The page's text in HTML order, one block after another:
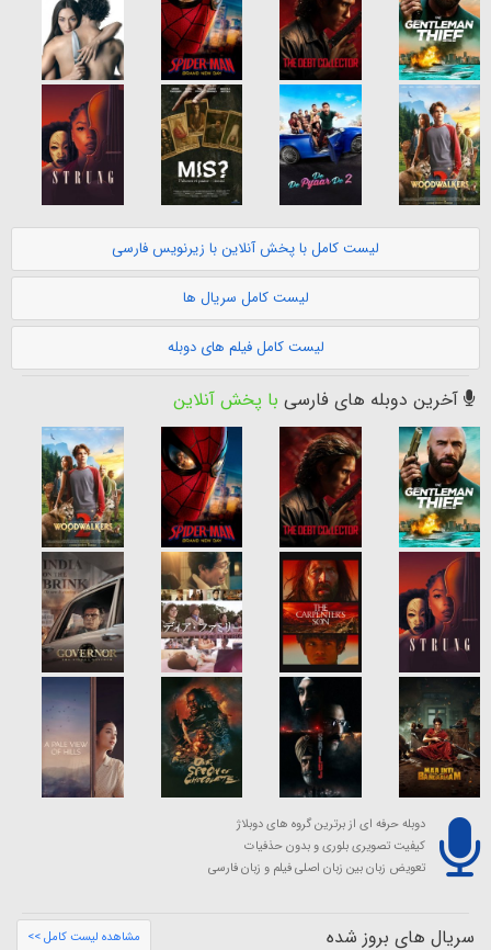
لیست کامل با پخش آنلاین با زیرنویس فارسی
لیست کامل سریال ها
لیست کامل فیلم های دوبله
آخرین دوبله های فارسی با پخش آنلاین
دوبله حرفه ای از برترین گروه های دوبلاژ
کیفیت تصویری بلوری و بدون حذفیات
تعویض زبان بین زبان اصلی فیلم و زبان فارسی
سریال های بروز شده مشاهده لیست کامل >>